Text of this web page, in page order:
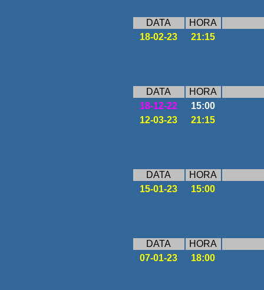
DATA
HORA
18-02-23
21:15
DATA
HORA
18-12-22
15:00
12-03-23
21:15
DATA
HORA
15-01-23
15:00
DATA
HORA
07-01-23
18:00